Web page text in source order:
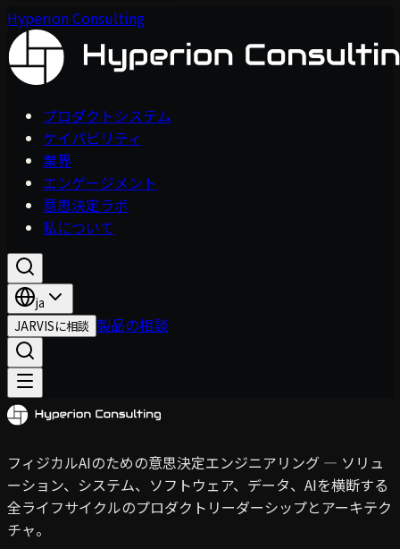
Hyperion Consulting
プロダクトシステム
ケイパビリティ
業界
エンゲージメント
意思決定ラボ
私について
ja
JARVISに相談 製品の相談
フィジカルAIのための意思決定エンジニアリング — ソリュ
ーション、システム、ソフトウェア、データ、AIを横断する
全ライフサイクルのプロダクトリーダーシップとアーキテク
チャ。